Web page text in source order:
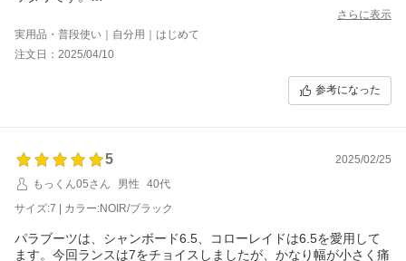
ト、ジーンズ、ワークパンツ、スウェットと自分の持っている）
にも合いそうなローファーとして素晴らしい雰囲気かと思いま
す。
スタンスミス27.5cm
ナイキ 27.5cm
さらに表示
実用品・普段使い｜自分用｜はじめて
注文日：2025/04/10
参考になった
5
2025/02/25
もっくん05さん
男性
40代
サイズ:7 | カラー:NOIR/ブラック
パラブーツは、シャンボード6.5、コローレイドは6.5を愛用して
ます。今回ランスは7をチョイスしましたが、かなり幅が小さく痛